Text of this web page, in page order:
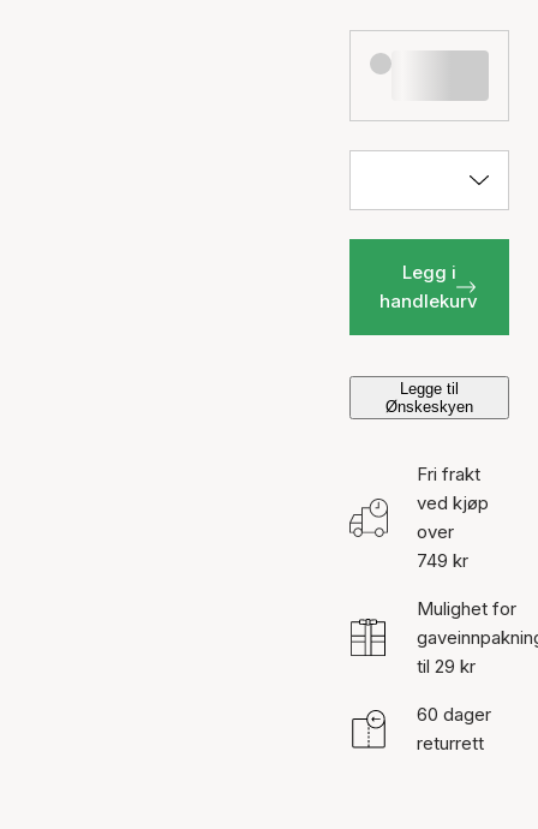
Legg i
handlekurv
Legge til
Ønskeskyen
Fri frakt
ved kjøp
over
749 kr
Mulighet for
til 29 kr
60 dager
returrett